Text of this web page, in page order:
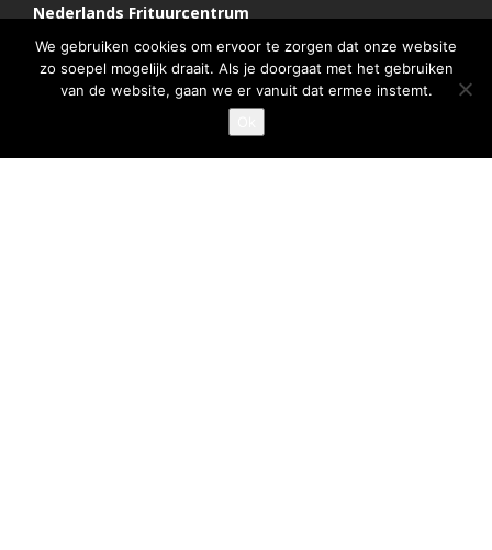
Nederlands Frituurcentrum
5502 JW Veldhoven
We gebruiken cookies om ervoor te zorgen dat onze website
zo soepel mogelijk draait. Als je doorgaat met het gebruiken
van de website, gaan we er vanuit dat ermee instemt.